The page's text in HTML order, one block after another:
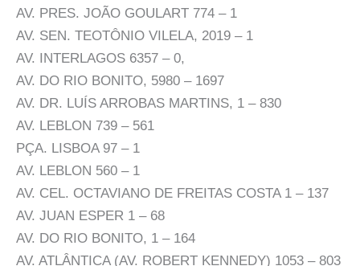
AV. PRES. JOÃO GOULART 774 – 1
AV. SEN. TEOTÔNIO VILELA, 2019 – 1
AV. INTERLAGOS 6357 – 0,
AV. DO RIO BONITO, 5980 – 1697
AV. DR. LUÍS ARROBAS MARTINS, 1 – 830
AV. LEBLON 739 – 561
PÇA. LISBOA 97 – 1
AV. LEBLON 560 – 1
AV. CEL. OCTAVIANO DE FREITAS COSTA 1 – 137
AV. JUAN ESPER 1 – 68
AV. DO RIO BONITO, 1 – 164
AV. ATLÂNTICA (AV. ROBERT KENNEDY) 1053 – 803